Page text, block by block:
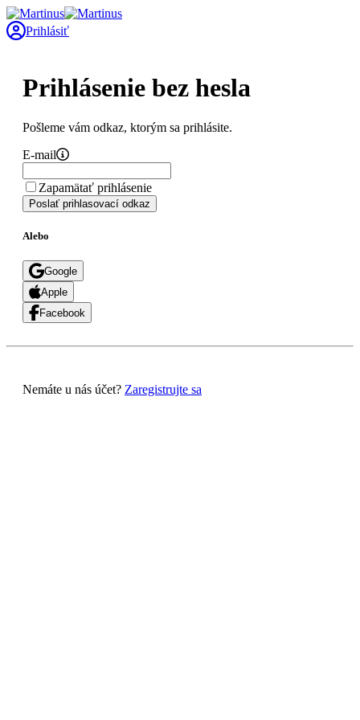
Prihlásiť
Prihlásenie bez hesla
Pošleme vám odkaz, ktorým sa prihlásite.
E-mail
Zapamätať prihlásenie
Poslať prihlasovací odkaz
Alebo
Google
Apple
Facebook
Nemáte u nás účet? Zaregistrujte sa